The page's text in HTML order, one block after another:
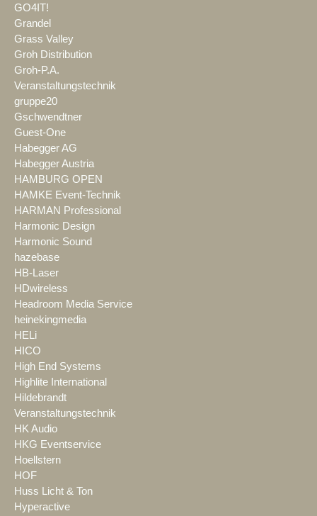
GO4IT!
Grandel
Grass Valley
Groh Distribution
Groh-P.A.
Veranstaltungstechnik
gruppe20
Gschwendtner
Guest-One
Habegger AG
Habegger Austria
HAMBURG OPEN
HAMKE Event-Technik
HARMAN Professional
Harmonic Design
Harmonic Sound
hazebase
HB-Laser
HDwireless
Headroom Media Service
heinekingmedia
HELi
HICO
High End Systems
Highlite International
Hildebrandt
Veranstaltungstechnik
HK Audio
HKG Eventservice
Hoellstern
HOF
Huss Licht & Ton
Hyperactive